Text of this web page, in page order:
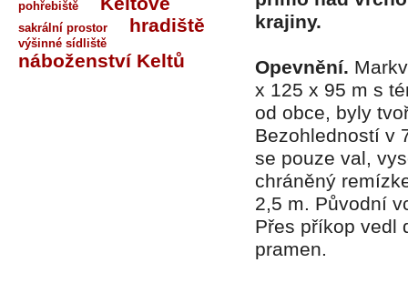
pohřebiště
sakrální prostor hradiště
výšinné sídliště
náboženství Keltů
krajiny.
Opevnění.
x 125 x 95 m s
od obce, byly
Bezohledností v
se pouze val,
chráněný
2,5 m. Původní
Přes příkop vedl
pramen.